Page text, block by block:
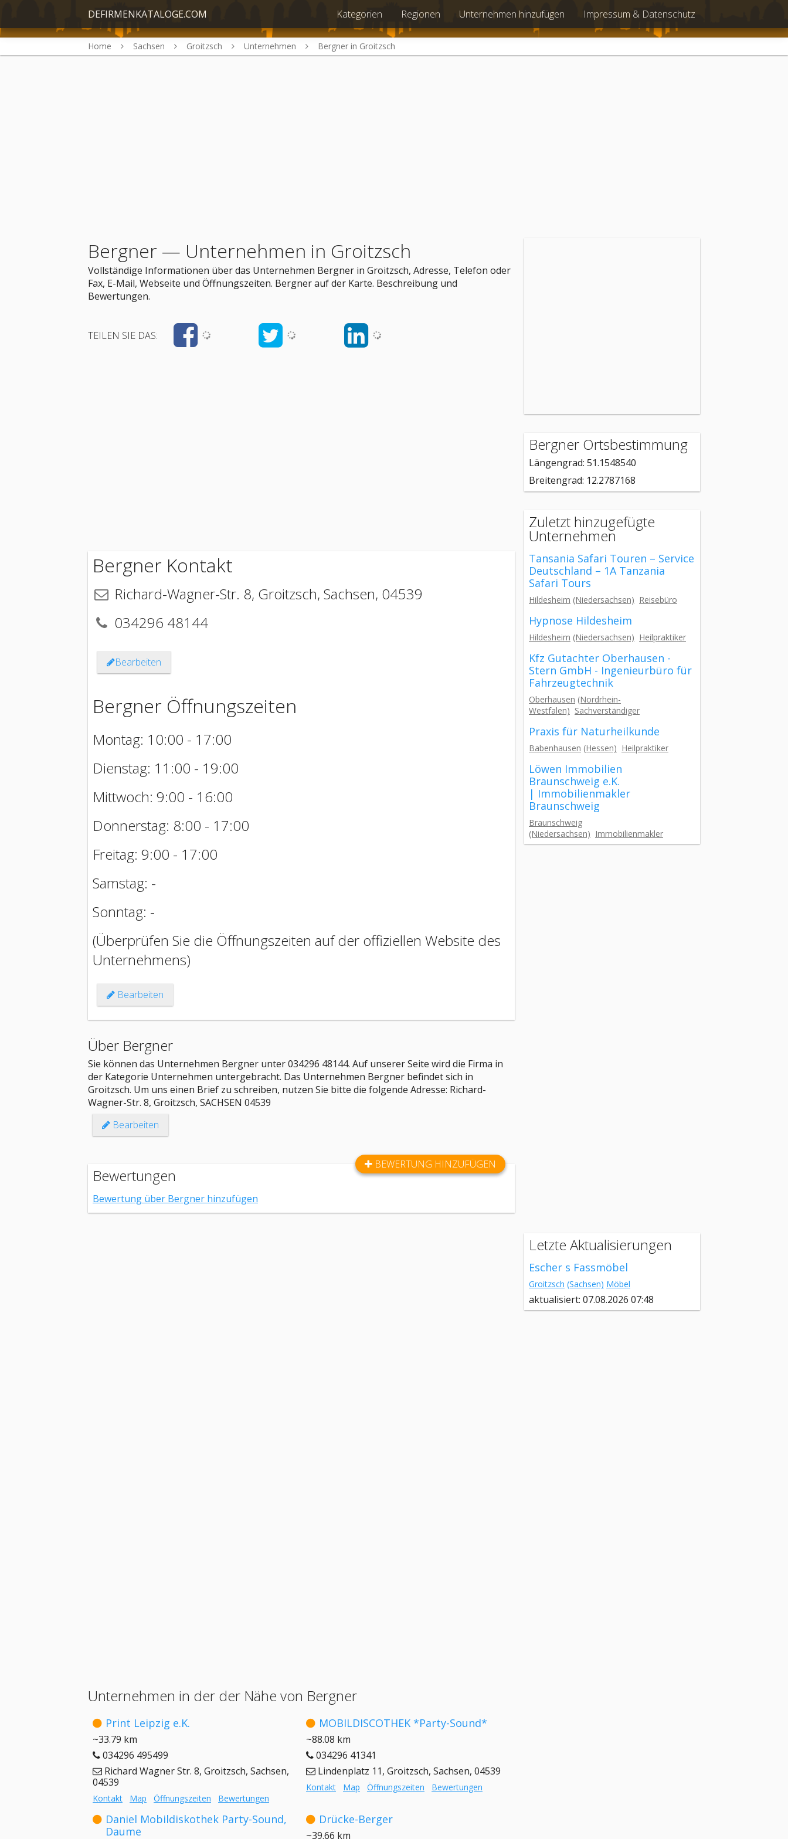
DEFIRMENKATALOGE.COM Kategorien Regionen Unternehmen hinzufügen Impressum & Datenschutz
Home Sachsen Groitzsch Unternehmen Bergner in Groitzsch
Bergner — Unternehmen in Groitzsch
Vollständige Informationen über das Unternehmen Bergner in Groitzsch, Adresse, Telefon oder
Fax, E-Mail, Webseite und Öffnungszeiten. Bergner auf der Karte. Beschreibung und
Bewertungen.
TEILEN SIE DAS:
Bergner Kontakt
Richard-Wagner-Str. 8, Groitzsch, Sachsen, 04539
034296 48144
Bearbeiten
Bergner Öffnungszeiten
Montag: 10:00 - 17:00
Dienstag: 11:00 - 19:00
Mittwoch: 9:00 - 16:00
Donnerstag: 8:00 - 17:00
Freitag: 9:00 - 17:00
Samstag: -
Sonntag: -
(Überprüfen Sie die Öffnungszeiten auf der offiziellen Website des
Unternehmens)
Bearbeiten
Über Bergner
Sie können das Unternehmen Bergner unter 034296 48144. Auf unserer Seite wird die Firma in
der Kategorie Unternehmen untergebracht. Das Unternehmen Bergner befindet sich in
Groitzsch. Um uns einen Brief zu schreiben, nutzen Sie bitte die folgende Adresse: Richard-
Wagner-Str. 8, Groitzsch, SACHSEN 04539
Bearbeiten
BEWERTUNG HINZUFÜGEN
Bewertungen
Bewertung über Bergner hinzufügen
Unternehmen in der der Nähe von Bergner
Print Leipzig e.K.
~33.79 km
034296 495499
Richard Wagner Str. 8, Groitzsch, Sachsen,
04539
Kontakt Map Öffnungszeiten Bewertungen
MOBILDISCOTHEK *Party-Sound*
~88.08 km
034296 41341
Lindenplatz 11, Groitzsch, Sachsen, 04539
Kontakt Map Öffnungszeiten Bewertungen
Daniel Mobildiskothek Party-Sound,
Daume
Drücke-Berger
~39.66 km
Bergner Ortsbestimmung
Längengrad: 51.1548540
Breitengrad: 12.2787168
Zuletzt hinzugefügte
Unternehmen
Tansania Safari Touren – Service
Deutschland – 1A Tanzania
Safari Tours
Hildesheim (Niedersachsen) Reisebüro
Hypnose Hildesheim
Hildesheim (Niedersachsen) Heilpraktiker
Kfz Gutachter Oberhausen -
Stern GmbH - Ingenieurbüro für
Fahrzeugtechnik
Oberhausen (Nordrhein-
Westfalen) Sachverständiger
Praxis für Naturheilkunde
Babenhausen (Hessen) Heilpraktiker
Löwen Immobilien
Braunschweig e.K.
| Immobilienmakler
Braunschweig
Braunschweig
(Niedersachsen) Immobilienmakler
Letzte Aktualisierungen
Escher s Fassmöbel
Groitzsch (Sachsen) Möbel
aktualisiert: 07.08.2026 07:48